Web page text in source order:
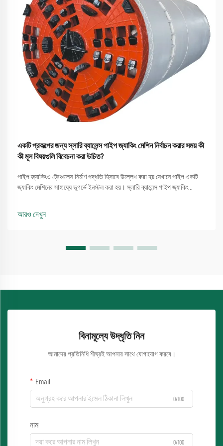
একটি প্রকল্পের জন্য স্লারি ব্যালেন্স পাইপ জ্যাকিং মেশিন নির্বাচন করার সময় কী
কী মূল বিষয়গুলি বিবেচনা করা উচিত?
পাইপ জ্যাকিংও ট্রেঞ্চলেস নির্মাণ পদ্ধতি হিসাবে উল্লেখ করা হয় যেখানে পাইপ একটি
জ্যাকিং মেশিনের সাহায্যে ভূগর্ভে ইনস্টল করা হয়। স্লারি ব্যালেন্স পাইপ জ্যাকিং
আরও দেখুন
বিনামূল্যে উদ্ধৃতি নিন
আমাদের প্রতিনিধি শীঘ্রই আপনার সাথে যোগাযোগ করবে।
Email
0/100
নাম
0/100